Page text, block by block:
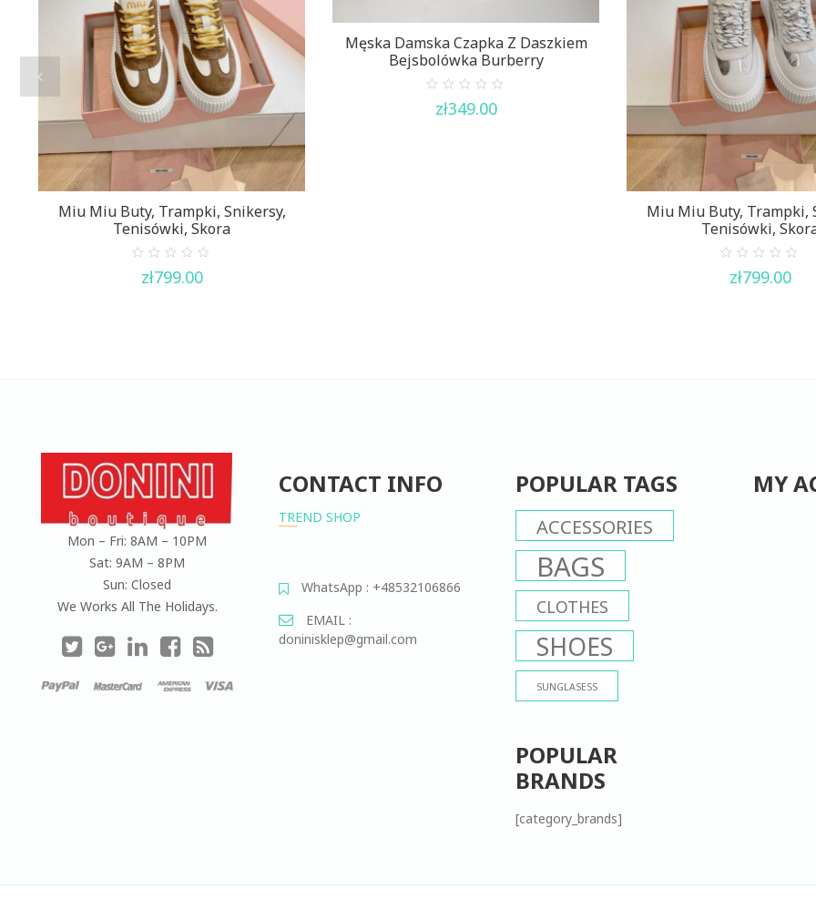
Miu Miu Buty, Trampki, Snikersy,
Tenisówki, Skora
out
zł799.00
Męska Damska Czapka Z Daszkiem
Bejsbolówka Burberry
out
zł349.00
Miu Miu Buty, Trampki,
Tenisówki,
out
zł799.00
Mon – Fri: 8AM – 10PM
Sat: 9AM – 8PM
Sun: Closed
We Works All The Holidays.
CONTACT INFO
TREND SHOP
WhatsApp : +48532106866
EMAIL :
doninisklep@gmail.com
POPULAR TAGS
ACCESSORIES
BAGS
CLOTHES
SHOES
SUNGLASESS
POPULAR
BRANDS
[category_brands]
MY